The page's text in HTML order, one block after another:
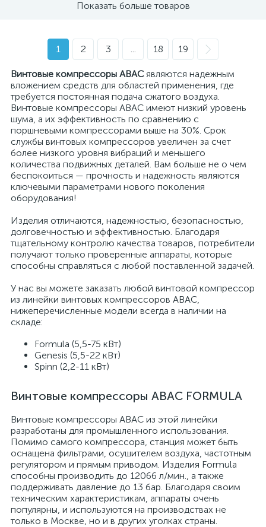
Показать больше товаров
1 2 3 ... 18 19
Винтовые компрессоры ABACявляются надежным
вложением средств для областей применения, где
требуется постоянная подача сжатого воздуха.
Винтовые компрессоры ABAC имеют низкий уровень
шума, а их эффективность по сравнению с
поршневыми компрессорами выше на 30%. Срок
службы винтовых компрессоров увеличен за счет
более низкого уровня вибраций и меньшего
количества подвижных деталей. Вам больше не о чем
беспокоиться — прочность и надежность являются
ключевыми параметрами нового поколения
оборудования!
Изделия отличаются, надежностью, безопасностью,
долговечностью и эффективностью. Благодаря
тщательному контролю качества товаров, потребители
получают только проверенные аппараты, которые
способны справляться с любой поставленной задачей.
У нас вы можете заказать любой винтовой компрессор
из линейки винтовых компрессоров ABAC,
нижеперечисленные модели всегда в наличии на
складе:
Formula (5,5-75 кВт)
Genesis (5,5-22 кВт)
Spinn (2,2-11 кВт)
Винтовые компрессоры ABAC FORMULA
Винтовые компрессоры ABAC из этой линейки
разработаны для промышленного использования.
Помимо самого компрессора, станция может быть
оснащена фильтрами, осушителем воздуха, частотным
регулятором и прямым приводом. Изделия Formula
способны производить до 12066 л/мин., а также
поддерживать давление до 13 бар. Благодаря своим
техническим характеристикам, аппараты очень
популярны, и используются на производствах не
только в Москве, но и в других уголках страны.